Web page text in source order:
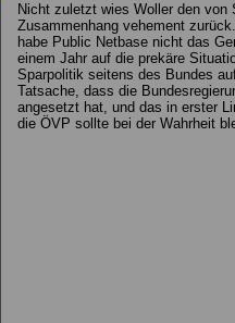
Nicht zuletzt wies Woller den
Zusammenhang vehement
habe Public Netbase nicht das
einem Jahr auf die prekäre
Sparpolitik seitens des Bundes
Tatsache, dass die
angesetzt hat, und das in erster
die ÖVP sollte bei der Wahrheit